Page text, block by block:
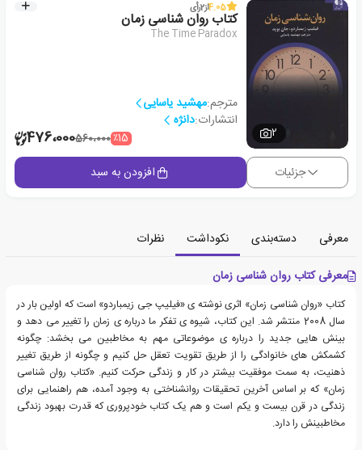
2
4.05از2رأی
کتاب روان شناسی زمان
The Time Paradox
مترجم:مهشید یاسایی
انتشارات:دانژه
٪15560،000476،000
جزئیات افزودن به سبد
معرفی دسته‌بندی نکوداشت
نظرات
معرفی کتاب روان شناسی زمان
کتاب «روان شناسی زمان» اثری نوشته ی «فیلیپ جی زیمباردو» است که اولین بار در
سال 2008 منتشر شد. این کتاب، شیوه ی تفکر ما درباره ی زمان را تغییر می دهد و
بینش هایی جدید را درباره ی موضوعاتی مهم به مخاطبین می بخشد: چگونه
کشمکش های خانوادگی را از طریق تقویت تعقل حل کنیم و چگونه از طریق تغییر
ذهنیت، به سمت موفقیت بیشتر در کار و زندگی حرکت کنیم. «کتاب روان شناسی
زمان» که بر اساس آخرین تحقیقات روانشناختی به وجود آمده، هم راهنمایی برای
زندگی در قرن بیست و یکم است و هم یک کتاب خودپروری که قدرت بهبود زندگی
مخاطبینش را دارد.